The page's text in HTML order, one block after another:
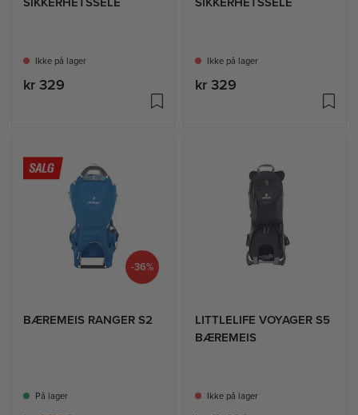
Ikke på lager
kr 329
Ikke på lager
kr 329
-36%
BÆREMEIS RANGER S2
På lager
LITTLELIFE VOYAGER S5
BÆREMEIS
Ikke på lager